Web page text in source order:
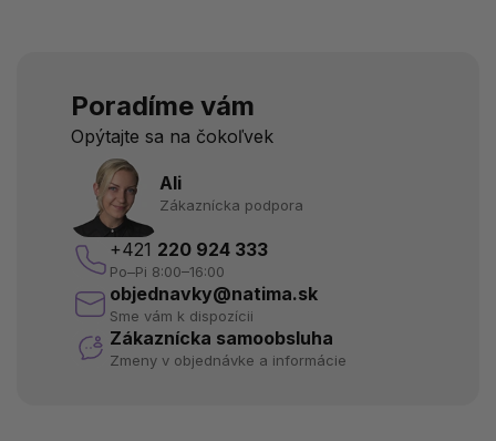
Poradíme vám
Opýtajte sa na čokoľvek
Ali
Zákaznícka podpora
+421 220 924 333
Po–Pi 8:00–16:00
objednavky@natima.sk
Sme vám k dispozícii
Zákaznícka samoobsluha
Zmeny v objednávke a informácie